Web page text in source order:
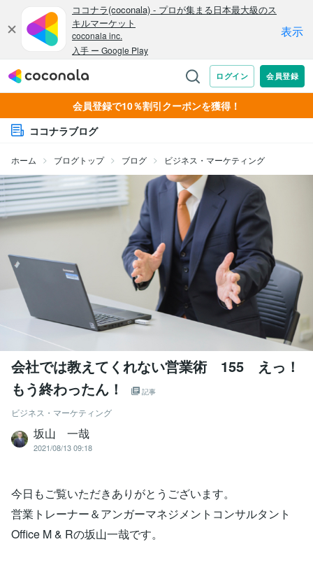
会員登録で10％割引クーポンを獲得！
ココナラブログ
ホーム ブログトップ ブログ ビジネス・マーケティング
会社では教えてくれない営業術 155 えっ！
もう終わったん！
記事
ビジネス・マーケティング
坂山 一哉
2021/08/13 09:18
今日もご覧いただきありがとうございます。
営業トレーナー＆アンガーマネジメントコンサルタント
Office M & Rの坂山一哉です。